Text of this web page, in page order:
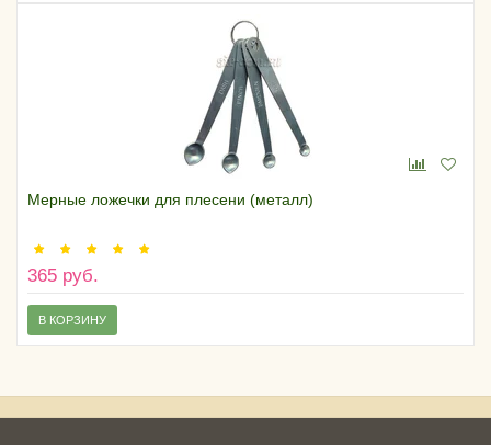
Мерные ложечки для плесени (металл)
365 руб.
В КОРЗИНУ